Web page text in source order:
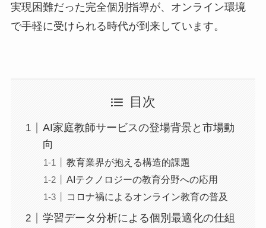
実現困難だった完全個別指導が、オンライン環境
で手軽に受けられる時代が到来しています。
目次
AI家庭教師サービスの登場背景と市場動
向
教育業界が抱える構造的課題
AIテクノロジーの教育分野への応用
コロナ禍によるオンライン教育の普及
学習データ分析による個別最適化の仕組